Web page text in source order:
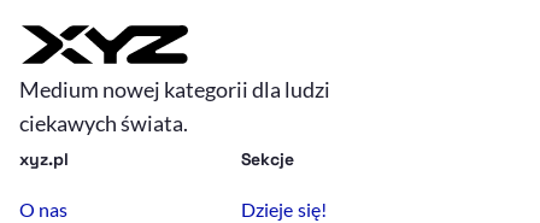
Medium nowej kategorii dla ludzi
ciekawych świata.
xyz.pl
O nas
Sekcje
Dzieje się!